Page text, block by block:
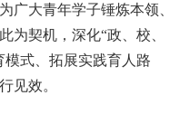
广大青年学子锤炼本领、
为契机，深化“政、校、
式、拓展实践育人路
见效。